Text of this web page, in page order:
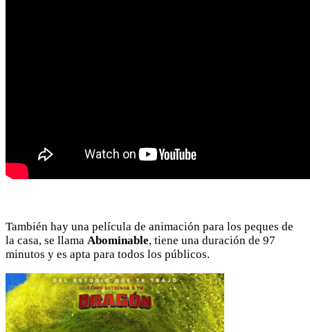
También hay una película de animación para los peques de
la casa, se llama Abominable, tiene una duración de 97
minutos y es apta para todos los públicos.